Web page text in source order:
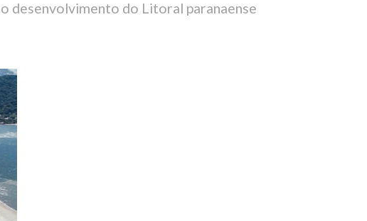
desenvolvimento do Litoral paranaense